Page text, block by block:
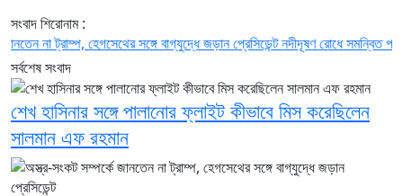
সংবাদ শিরোনাম :
ট্রাম্প, হেগসেথের সঙ্গে বাগ্‌যুদ্ধে জড়ান প্রেসিডেন্টনদীদূষণ রোধে সমন্বিত পদক্ষেপ
সর্বশেষ সংবাদ
শেখ হাসিনার সঙ্গে পালানোর ফ্লাইট কীভাবে মিস করেছিলেন
সালমান এফ রহমান